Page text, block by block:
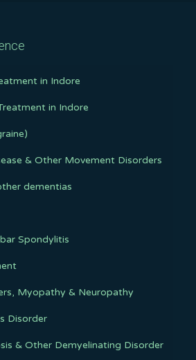
in Indore
in Indore
& Other Movement Disorders
dementias
Spondylitis
Myopathy & Neuropathy
Disorder
& Other Demyelinating Disorder